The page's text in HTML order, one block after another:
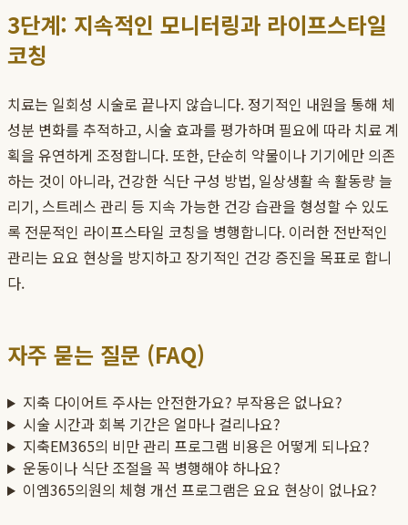
3단계: 지속적인 모니터링과 라이프스타일
코칭
치료는 일회성 시술로 끝나지 않습니다. 정기적인 내원을 통해 체
성분 변화를 추적하고, 시술 효과를 평가하며 필요에 따라 치료 계
획을 유연하게 조정합니다. 또한, 단순히 약물이나 기기에만 의존
하는 것이 아니라, 건강한 식단 구성 방법, 일상생활 속 활동량 늘
리기, 스트레스 관리 등 지속 가능한 건강 습관을 형성할 수 있도
록 전문적인 라이프스타일 코칭을 병행합니다. 이러한 전반적인
관리는 요요 현상을 방지하고 장기적인 건강 증진을 목표로 합니
다.
자주 묻는 질문 (FAQ)
지축 다이어트 주사는 안전한가요? 부작용은 없나요?
시술 시간과 회복 기간은 얼마나 걸리나요?
지축EM365의 비만 관리 프로그램 비용은 어떻게 되나요?
운동이나 식단 조절을 꼭 병행해야 하나요?
이엠365의원의 체형 개선 프로그램은 요요 현상이 없나요?